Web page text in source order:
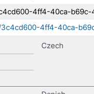
4ff4-40ca-b69c-
4ff4-40ca-
Czech